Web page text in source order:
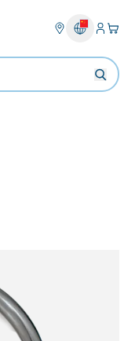
登入
您